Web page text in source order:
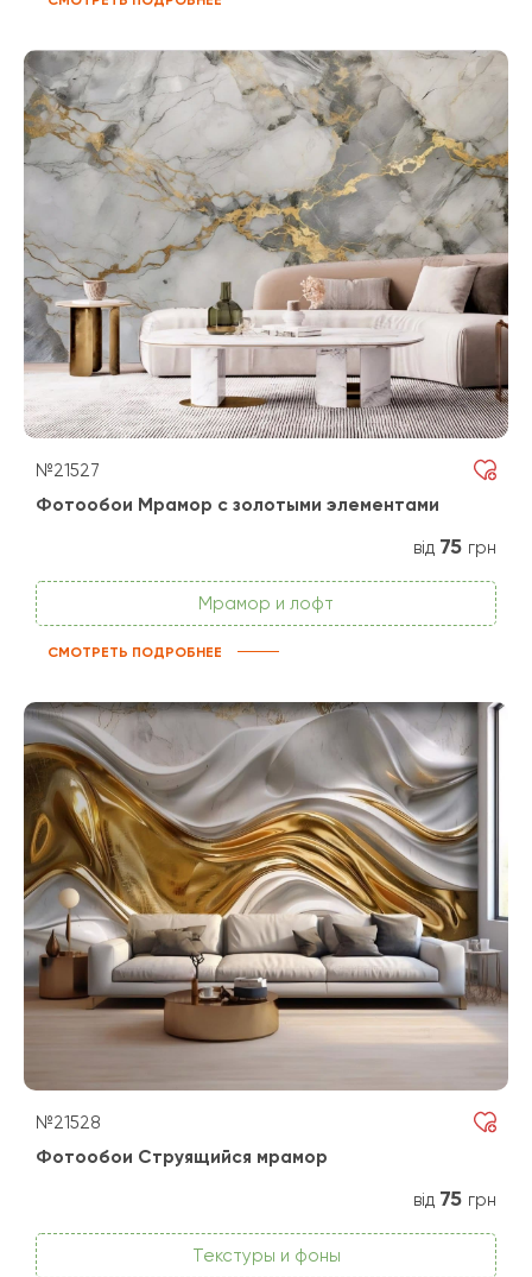
№21527
Фотообои Мрамор с золотыми элементами
від 75 грн
Мрамор и лофт
СМОТРЕТЬ ПОДРОБНЕЕ
№21528
Фотообои Струящийся мрамор
від 75 грн
Текстуры и фоны